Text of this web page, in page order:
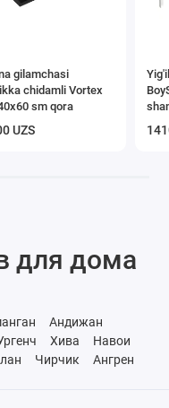
gilamchasi
chidamli Vortex
sm qora
UZS
для дома
Андижан
Хива
Навои
Чирчик
Ангрен